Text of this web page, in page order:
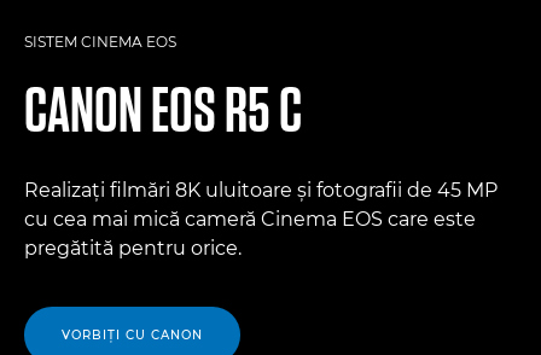
SISTEM CINEMA EOS
CANONEOS R5 C
Realizaţi filmări 8K uluitoare şi fotografii de 45 MP
cu cea mai mică cameră Cinema EOS care este
pregătită pentru orice.
VORBIŢI CU CANON